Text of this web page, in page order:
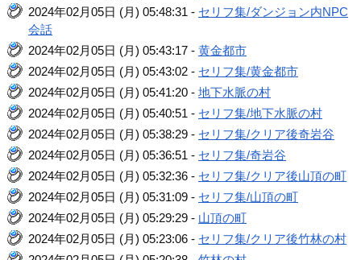
2024年02月05日 (月) 05:48:31 - セリフ集/ダンジョン内NPC
会話
2024年02月05日 (月) 05:43:17 -黄金都市
2024年02月05日 (月) 05:43:02 - セリフ集/黄金都市
2024年02月05日 (月) 05:41:20 -地下水脈の村
2024年02月05日 (月) 05:40:51 - セリフ集/地下水脈の村
2024年02月05日 (月) 05:38:29 - セリフ集/クリア後奇岩谷
2024年02月05日 (月) 05:36:51 - セリフ集/奇岩谷
2024年02月05日 (月) 05:32:36 - セリフ集/クリア後山頂の町
2024年02月05日 (月) 05:31:09 - セリフ集/山頂の町
2024年02月05日 (月) 05:29:29 - 山頂の町
2024年02月05日 (月) 05:23:06 - セリフ集/クリア後竹林の村